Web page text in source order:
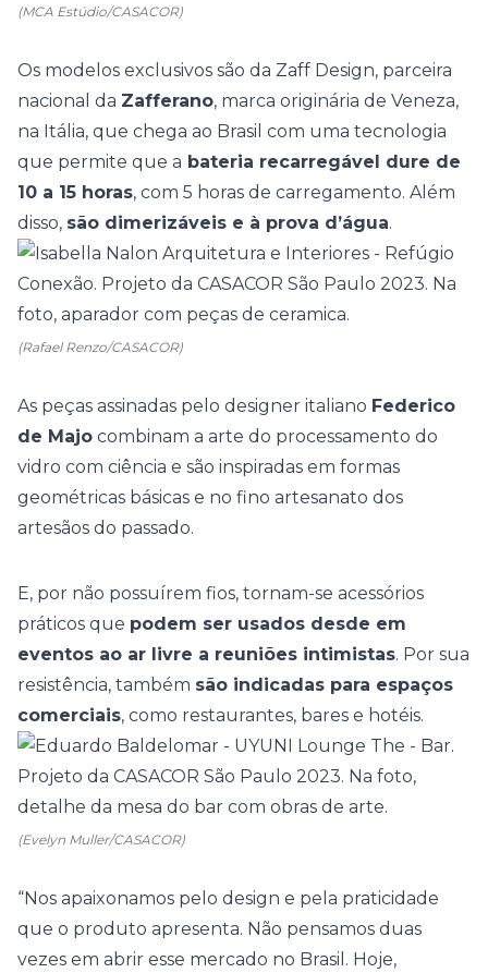
(MCA Estúdio/CASACOR)
Os modelos exclusivos são da Zaff Design, parceira
nacional da Zafferano, marca originária de Veneza,
na Itália, que chega ao Brasil com uma tecnologia
que permite que a bateria recarregável dure de
10 a 15 horas, com 5 horas de carregamento. Além
disso, são dimerizáveis e à prova d’água.
(Rafael Renzo/CASACOR)
As peças assinadas pelo designer italiano Federico
de Majo combinam a arte do processamento do
vidro com ciência e são inspiradas em formas
geométricas básicas e no fino artesanato dos
artesãos do passado.
E, por não possuírem fios, tornam-se acessórios
práticos que podem ser usados desde em
eventos ao ar livre a reuniões intimistas. Por sua
resistência, também são indicadas para espaços
comerciais, como restaurantes, bares e hotéis.
(Evelyn Muller/CASACOR)
“Nos apaixonamos pelo design e pela praticidade
que o produto apresenta. Não pensamos duas
vezes em abrir esse mercado no Brasil. Hoje,